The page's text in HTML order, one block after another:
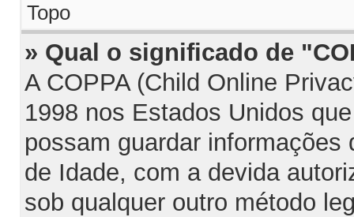
Topo
» Qual o significado de
A COPPA (Child Online
1998 nos Estados Unidos
possam guardar
de Idade, com a devida
sob qualquer outro método